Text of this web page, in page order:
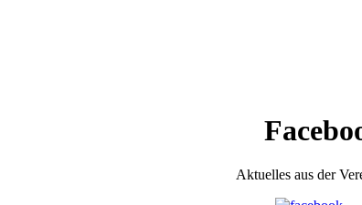
Aktuelles aus der